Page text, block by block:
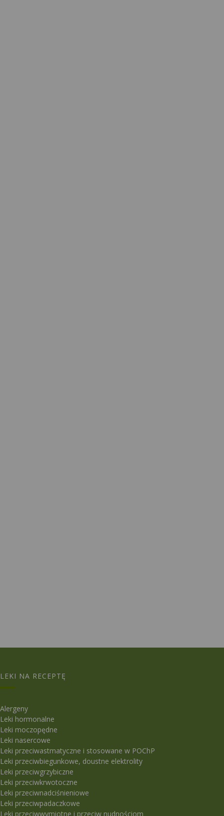
LEKI NA RECEPTĘ
Alergeny
Leki hormonalne
Leki moczopędne
Leki nasercowe
Leki przeciwastmatyczne i stosowane w POChP
Leki przeciwbiegunkowe, doustne elektrolity
Leki przeciwgrzybiczne
Leki przeciwkrwotoczne
Leki przeciwnadciśnieniowe
Leki przeciwpadaczkowe
Leki przeciwwymiotne i przeciw nudnościom